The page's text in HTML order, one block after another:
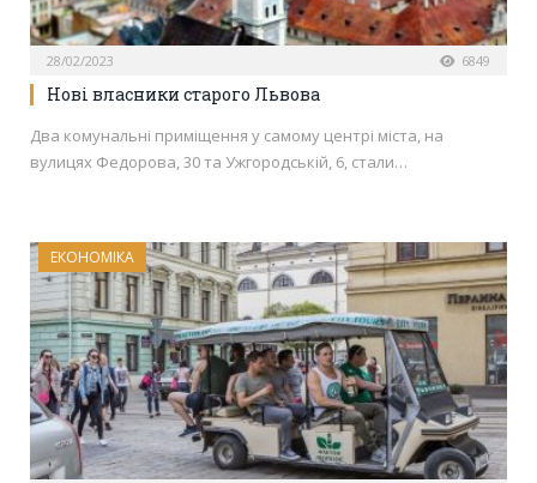
28/02/2023 6849
Нові власники старого Львова
Два комунальні приміщення у самому центрі міста, на
вулицях Федорова, 30 та Ужгородській, 6, стали…
ЕКОНОМІКА